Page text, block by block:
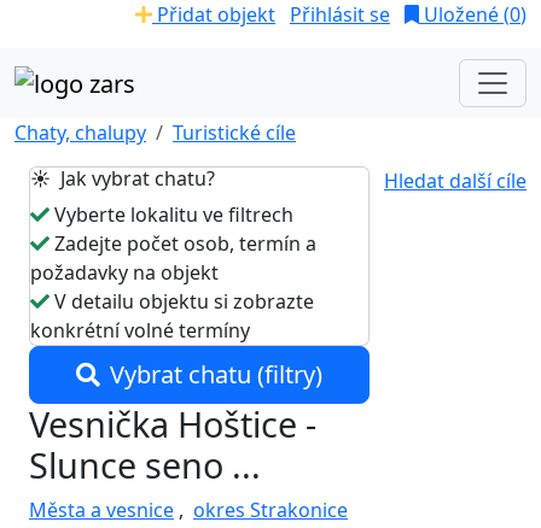
Přidat objekt Přihlásit se Uložené (0)
Chaty, chalupy
Turistické cíle
Hledat další cíle
☀️ Jak vybrat chatu?
Vyberte lokalitu ve filtrech
Zadejte počet osob, termín a
požadavky na objekt
V detailu objektu si zobrazte
konkrétní volné termíny
Vybrat chatu (filtry)
Vesnička Hoštice -
Slunce seno ...
Města a vesnice , okres Strakonice